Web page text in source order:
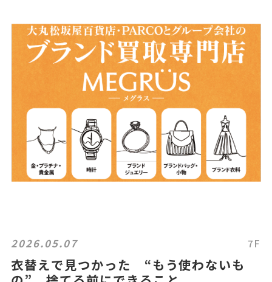
2026.05.07 7F
衣替えで見つかった “もう使わないも